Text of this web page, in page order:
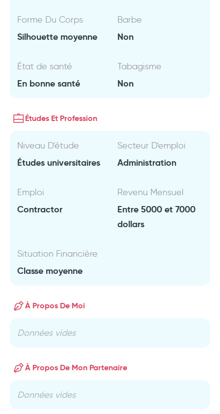
Forme Du Corps
Silhouette moyenne
Barbe
Non
État de santé
En bonne santé
Tabagisme
Non
Études Et Profession
Niveau D'étude
Études universitaires
Secteur D'emploi
Administration
Emploi
Contractor
Revenu Mensuel
Entre 5000 et 7000
dollars
Situation Financière
Classe moyenne
À Propos De Moi
Données vides
À Propos De Mon Partenaire
Données vides